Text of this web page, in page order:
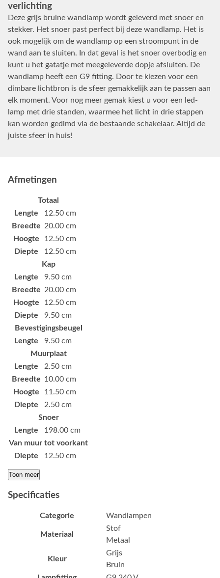
verlichting
Deze grijs bruine wandlamp wordt geleverd met snoer en
stekker. Het snoer past perfect bij deze wandlamp. Het is
ook mogelijk om de wandlamp op een stroompunt in de
wand aan te sluiten. In dat geval is het snoer overbodig en
kunt u het gatatje met meegeleverde dopje afsluiten. De
wandlamp heeft een G9 fitting. Door te kiezen voor een
dimbare lichtbron is de sfeer gemakkelijk aan te passen aan
elk moment. Voor nog meer gemak kiest u voor een led-
lamp met drie standen, waarmee het licht in drie stappen
kan worden gedimd via de bestaande schakelaar. Altijd de
juiste sfeer in huis!
Afmetingen
Totaal
Lengte
12.50 cm
Breedte 20.00 cm
Hoogte
12.50 cm
Diepte
12.50 cm
Kap
Lengte
9.50 cm
Breedte 20.00 cm
Hoogte
12.50 cm
Diepte
9.50 cm
Bevestigingsbeugel
Lengte
9.50 cm
Muurplaat
Lengte
2.50 cm
Breedte 10.00 cm
Hoogte
11.50 cm
Diepte
2.50 cm
Snoer
Lengte
198.00 cm
Van muur tot voorkant
Diepte
12.50 cm
Toon meer
Specificaties
Categorie Wandlampen
Materiaal
Stof
Metaal
Kleur
Grijs
Bruin